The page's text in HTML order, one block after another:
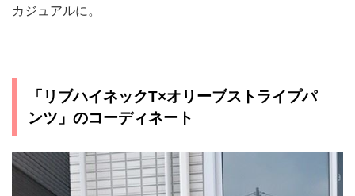
カジュアルに。
「リブハイネックT×オリーブストライプパ
ンツ」のコーディネート